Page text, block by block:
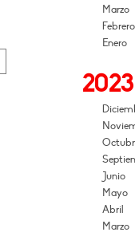
Marzo
Febrero
Enero
2023
Junio
Mayo
Abril
Marzo